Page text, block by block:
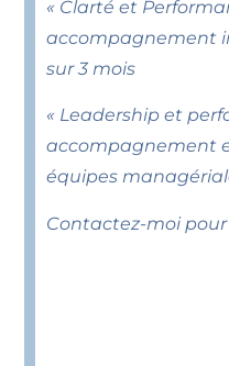
« Clarté et
accompagnement
sur 3 mois
« Leadership et
accompagnement
équipes
Contactez-moi